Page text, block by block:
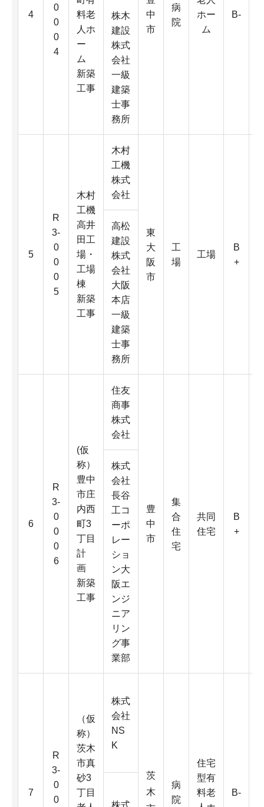
4
0
0
0
4
料老
人ホ
ー
ム
新築
工事
中
市
病
院
ホー
ム
B-
株木
建設
株式
会社
一級
建築
士事
務所
5
R
3-
0
0
0
5
木村
工機
高井
田工
場・
工場
棟
新築
工事
木村
工機
株式
会社
東
大
阪
市
工
場
工場
B
+
高松
建設
株式
会社
大阪
本店
一級
建築
士事
務所
6
R
3-
0
0
0
6
(仮
称）
豊中
市庄
内西
町3
丁目
計
画
新築
工事
住友
商事
株式
会社
豊
中
市
集
合
住
宅
共同
住宅
B
+
株式
会社
長谷
工コ
ーポ
レー
ショ
ン大
阪エ
ンジ
ニア
リン
グ事
業部
7
R
3-
0
0
（仮
称）
茨木
市真
砂3
丁目
株式
会社
NS
K
茨
木
病
院
住宅
型有
料老
B-
株式